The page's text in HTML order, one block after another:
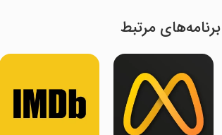
برنامه‌های مرتبط